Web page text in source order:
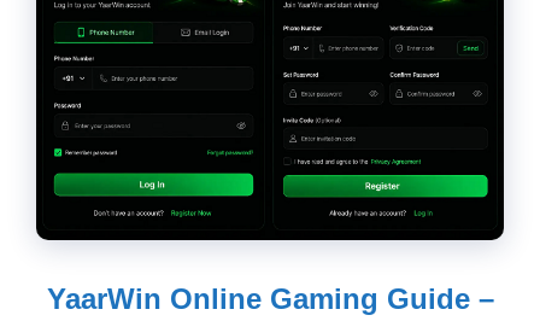
YaarWin Online Gaming Guide –